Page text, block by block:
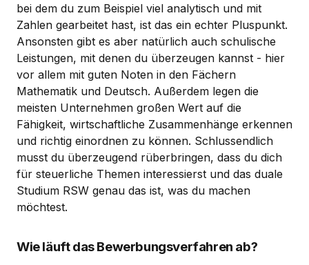
bei dem du zum Beispiel viel analytisch und mit
Zahlen gearbeitet hast, ist das ein echter Pluspunkt.
Ansonsten gibt es aber natürlich auch schulische
Leistungen, mit denen du überzeugen kannst - hier
vor allem mit guten Noten in den Fächern
Mathematik und Deutsch. Außerdem legen die
meisten Unternehmen großen Wert auf die
Fähigkeit, wirtschaftliche Zusammenhänge erkennen
und richtig einordnen zu können. Schlussendlich
musst du überzeugend rüberbringen, dass du dich
für steuerliche Themen interessierst und das duale
Studium RSW genau das ist, was du machen
möchtest.
Wie läuft das Bewerbungsverfahren ab?